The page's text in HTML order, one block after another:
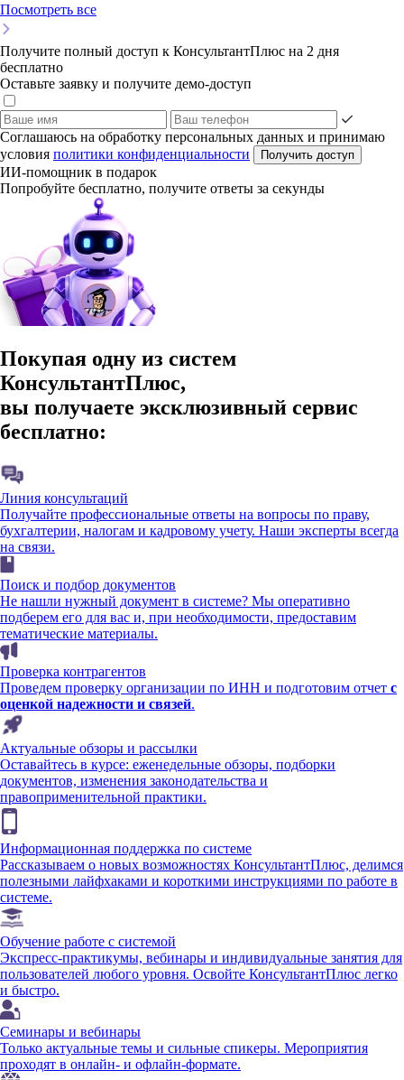
Посмотреть все
Получите полный доступ к КонсультантПлюс на 2 дня
бесплатно
Оставьте заявку и получите демо-доступ
Соглашаюсь на обработку персональных данных и принимаю
условия политики конфиденциальности Получить доступ
ИИ-помощник в подарок
Попробуйте бесплатно, получите ответы за секунды
Покупая одну из систем
КонсультантПлюс,
вы получаете эксклюзивный сервис
бесплатно:
Линия консультаций
Получайте профессиональные ответы на вопросы по праву,
бухгалтерии, налогам и кадровому учету. Наши эксперты всегда
на связи.
Поиск и подбор документов
Не нашли нужный документ в системе? Мы оперативно
подберем его для вас и, при необходимости, предоставим
тематические материалы.
Проверка контрагентов
Проведем проверку организации по ИНН и подготовим отчет с
оценкой надежности и связей.
Актуальные обзоры и рассылки
Оставайтесь в курсе: еженедельные обзоры, подборки
документов, изменения законодательства и
правоприменительной практики.
Информационная поддержка по системе
Рассказываем о новых возможностях КонсультантПлюс, делимся
полезными лайфхаками и короткими инструкциями по работе в
системе.
Обучение работе с системой
Экспресс-практикумы, вебинары и индивидуальные занятия для
пользователей любого уровня. Освойте КонсультантПлюс легко
и быстро.
Семинары и вебинары
Только актуальные темы и сильные спикеры. Мероприятия
проходят в онлайн- и офлайн-формате.